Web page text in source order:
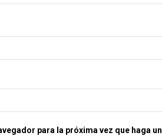
para la próxima vez que haga un